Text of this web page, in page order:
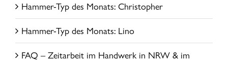
Hammer-Typ des Monats: Christopher
Hammer-Typ des Monats: Lino
FAQ – Zeitarbeit im Handwerk in NRW & im